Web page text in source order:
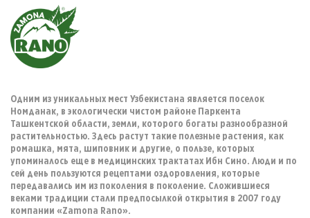
Одним из уникальных мест Узбекистана является поселок
Номданак, в экологически чистом районе Паркента
Ташкентской области, земли, которого богаты разнообразной
растительностью. Здесь растут такие полезные растения, как
ромашка, мята, шиповник и другие, о пользе, которых
упоминалось еще в медицинских трактатах Ибн Сино. Люди и по
сей день пользуются рецептами оздоровления, которые
передавались им из поколения в поколение. Сложившиеся
веками традиции стали предпосылкой открытия в 2007 году
компании «Zamona Rano».